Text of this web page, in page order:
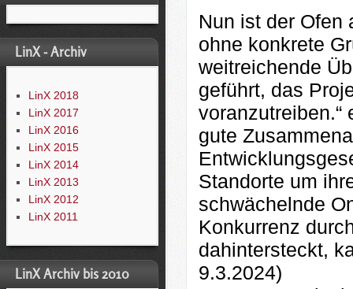
LinX - Archiv
LinX 2018
LinX 2017
LinX 2016
LinX 2015
LinX 2014
LinX 2013
LinX 2012
LinX 2011
LinX Archiv bis 2010
Nun ist der Ofen
ohne konkrete
weitreichende
geführt, das
voranzutreiben.“
gute
Standorte um
schwächelnde
Konkurrenz
dahintersteckt,
9.3.2024)